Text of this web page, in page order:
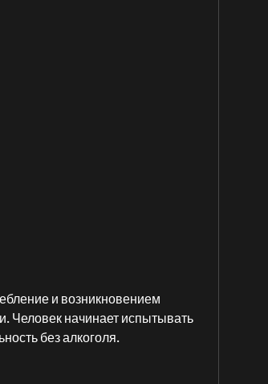
Человек начинает испытывать
без алкоголя.